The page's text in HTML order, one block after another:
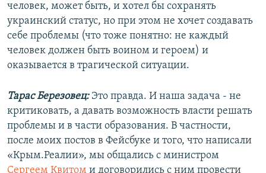
человек, может быть, и хотел бы сохранять
украинский статус, но при этом не хочет создавать
себе проблемы (что тоже понятно: не каждый
человек должен быть воином и героем) и
оказывается в трагической ситуации.
Тарас Березовец: Это правда. И наша задача - не
критиковать, а давать возможность власти решать
проблемы и в части образования. В частности,
после моих постов в Фейсбуке и того, что написали
«Крым.Реалии», мы общались с министром
Сергеем Квитом и договорились с ним провести